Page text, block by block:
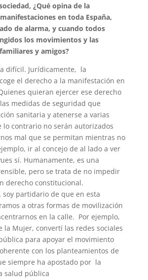
¿Qué opina de la
en toda España,
de alarma, y cuando todos
los movimientos y las
y amigos?
difícil. Jurídicamente, la
el derecho a la manifestación en
quieran ejercer ese derecho
medidas de seguridad que
sanitaria y atenerse a varias
lo contrario no serán autorizados
mal que se permitan mientras no
ir al concejo de al lado a ver
sí. Humanamente, es una
pero se trata de no impedir
derecho constitucional.
soy partidario de que en esta
a otras formas de movilización
en la calle. Por ejemplo,
la Mujer, convertí las redes sociales
para apoyar el movimiento
con los planteamientos de
siempre ha apostado por la
salud pública